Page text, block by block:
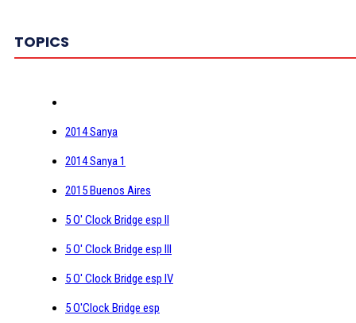
TOPICS
2014 Sanya
2014 Sanya 1
2015 Buenos Aires
5 O' Clock Bridge esp II
5 O' Clock Bridge esp III
5 O' Clock Bridge esp IV
5 O'Clock Bridge esp